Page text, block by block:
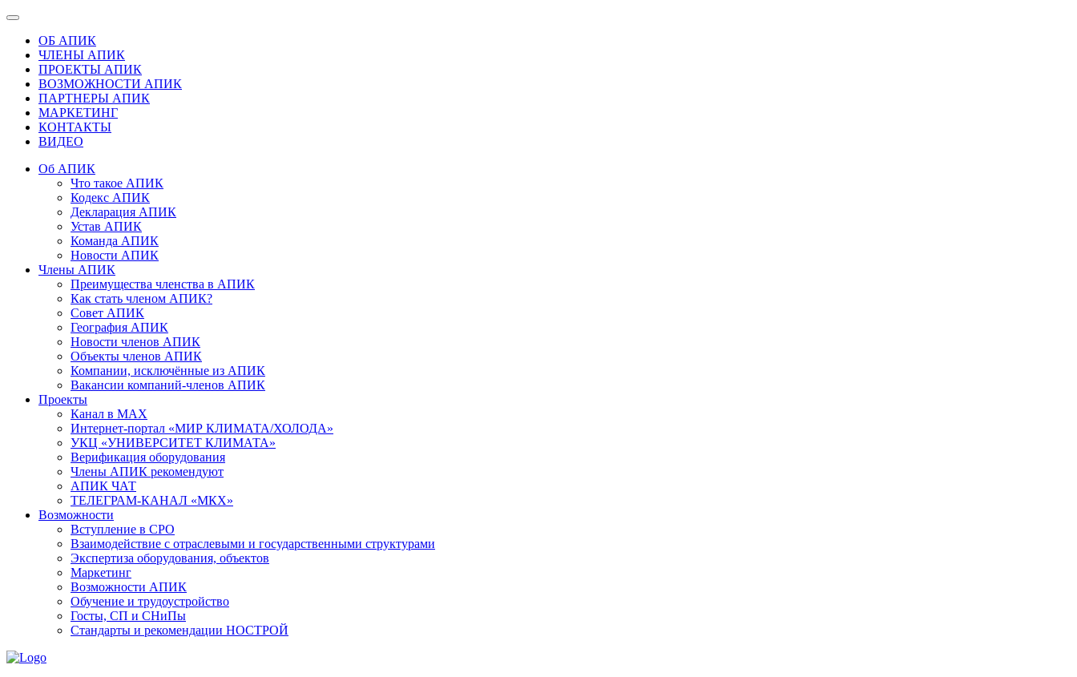
ОБ АПИК
ЧЛЕНЫ АПИК
ПРОЕКТЫ АПИК
ВОЗМОЖНОСТИ АПИК
ПАРТНЕРЫ АПИК
МАРКЕТИНГ
КОНТАКТЫ
ВИДЕО
Об АПИК
Что такое АПИК
Кодекс АПИК
Декларация АПИК
Устав АПИК
Команда АПИК
Новости АПИК
Члены АПИК
Преимущества членства в АПИК
Как стать членом АПИК?
Совет АПИК
География АПИК
Новости членов АПИК
Объекты членов АПИК
Компании, исключённые из АПИК
Вакансии компаний-членов АПИК
Проекты
Канал в MAX
Интернет-портал «МИР КЛИМАТА/ХОЛОДА»
УКЦ «УНИВЕРСИТЕТ КЛИМАТА»
Верификация оборудования
Члены АПИК рекомендуют
АПИК ЧАТ
ТЕЛЕГРАМ-КАНАЛ «МКХ»
Возможности
Вступление в СРО
Взаимодействие с отраслевыми и государственными структурами
Экспертиза оборудования, объектов
Маркетинг
Возможности АПИК
Обучение и трудоустройство
Госты, СП и СНиПы
Стандарты и рекомендации НОСТРОЙ